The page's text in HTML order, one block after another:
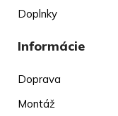
Doplnky
Informácie
Doprava
Montáž